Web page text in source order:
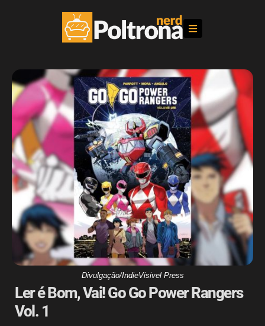
Divulgação/IndieVisivel Press
Ler é Bom, Vai! Go Go Power Rangers
Vol. 1